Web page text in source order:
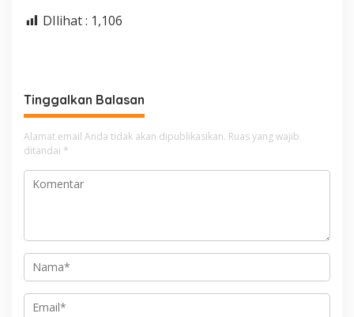
DIlihat : 1,106
Tinggalkan Balasan
Alamat email Anda tidak akan dipublikasikan. Ruas yang wajib
ditandai *